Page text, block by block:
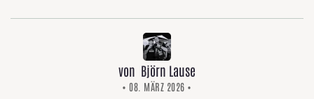
von Björn Lause
• 08. MÄRZ 2026 •